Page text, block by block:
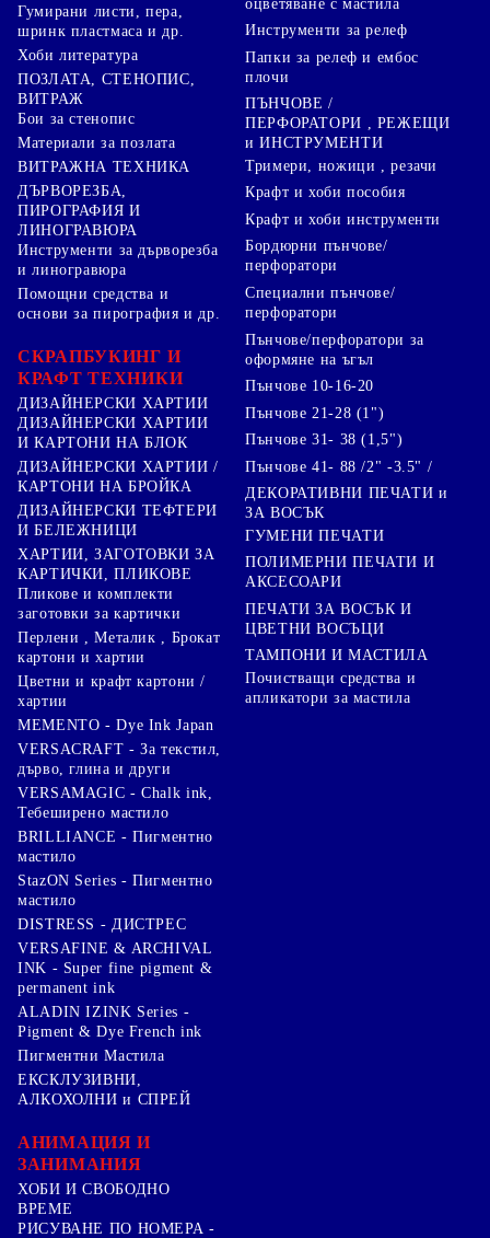
Гумирани листи, пера,
шринк пластмаса и др.
Хоби литература
ПОЗЛАТА, СТЕНОПИС,
ВИТРАЖ
Бои за стенопис
Материали за позлата
ВИТРАЖНА ТЕХНИКА
ДЪРВОРЕЗБА,
ПИРОГРАФИЯ И
ЛИНОГРАВЮРА
Инструменти за дърворезба
и линогравюра
Помощни средства и
основи за пирография и др.
СКРАПБУКИНГ И
КРАФТ ТЕХНИКИ
ДИЗАЙНЕРСКИ ХАРТИИ
ДИЗАЙНЕРСКИ ХАРТИИ
И КАРТОНИ НА БЛОК
ДИЗАЙНЕРСКИ ХАРТИИ /
КАРТОНИ НА БРОЙКА
ДИЗАЙНЕРСКИ ТЕФТЕРИ
И БЕЛЕЖНИЦИ
ХАРТИИ, ЗАГОТОВКИ ЗА
КАРТИЧКИ, ПЛИКОВЕ
Пликове и комплекти
заготовки за картички
Перлени , Металик , Брокат
картони и хартии
Цветни и крафт картони /
хартии
оцветяване с мастила
Инструменти за релеф
Папки за релеф и ембос
плочи
ПЪНЧОВЕ /
ПЕРФОРАТОРИ , РЕЖЕЩИ
и ИНСТРУМЕНТИ
Тримери, ножици , резачи
Крафт и хоби пособия
Крафт и хоби инструменти
Бордюрни пънчове/
перфоратори
Специални пънчове/
перфоратори
Пънчове/перфоратори за
оформяне на ъгъл
Пънчове 10-16-20
Пънчове 21-28 (1")
Пънчове 31- 38 (1,5")
Пънчове 41- 88 /2" -3.5" /
ДЕКОРАТИВНИ ПЕЧАТИ и
ЗА ВОСЪК
ГУМЕНИ ПЕЧАТИ
ПОЛИМЕРНИ ПЕЧАТИ И
АКСЕСОАРИ
ПЕЧАТИ ЗА ВОСЪК И
ЦВЕТНИ ВОСЪЦИ
ТАМПОНИ И МАСТИЛА
Почистващи средства и
апликатори за мастила
MEMENTO - Dye Ink Japan
VERSACRAFT - За текстил,
дърво, глина и други
VERSAMAGIC - Chalk ink,
Тебеширено мастило
BRILLIANCE - Пигментно
мастило
StazON Series - Пигментно
мастило
DISTRESS - ДИСТРЕС
VERSAFINE & ARCHIVAL
INK - Super fine pigment &
permanent ink
ALADIN IZINK Series -
Pigment & Dye French ink
Пигментни Мастила
ЕКСКЛУЗИВНИ,
АЛКОХОЛНИ и СПРЕЙ
АНИМАЦИЯ И
ЗАНИМАНИЯ
ХОБИ И СВОБОДНО
ВРЕМЕ
РИСУВАНЕ ПО НОМЕРА -